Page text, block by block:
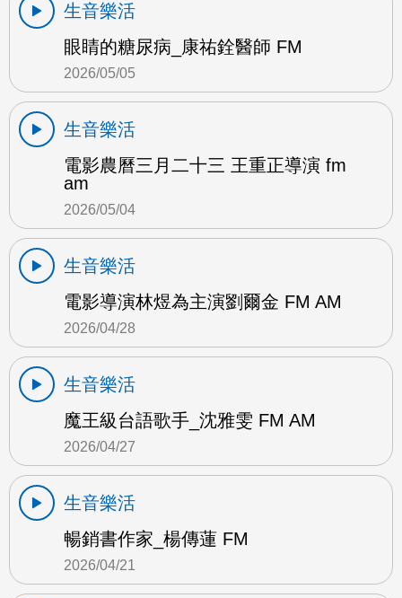
生音樂活
眼睛的糖尿病_康祐銓醫師 FM
2026/05/05
生音樂活
電影農曆三月二十三 王重正導演 fm
am
2026/05/04
生音樂活
電影導演林煜為主演劉爾金 FM AM
2026/04/28
生音樂活
魔王級台語歌手_沈雅雯 FM AM
2026/04/27
生音樂活
暢銷書作家_楊傳蓮 FM
2026/04/21